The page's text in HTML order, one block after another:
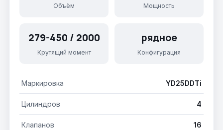
Объём Мощность
279-450 / 2000
Крутящий момент
рядное
Конфигурация
Маркировка YD25DDTi
Цилиндров 4
Клапанов 16